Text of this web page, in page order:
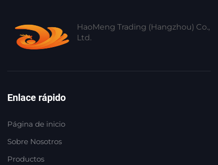
HaoMeng Trading (Hangzhou) Co.,
Ltd.
Enlace rápido
Página de inicio
Sobre Nosotros
Productos